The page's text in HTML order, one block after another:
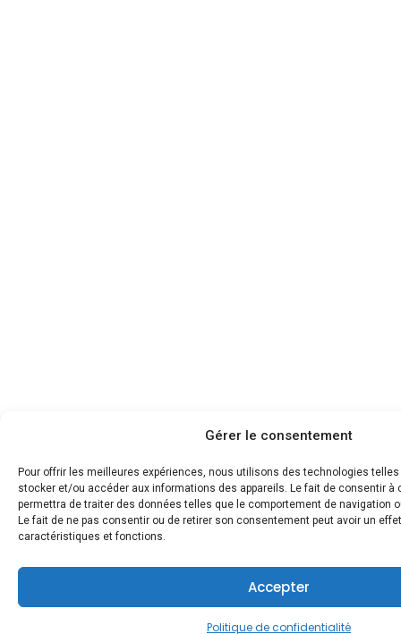
Gérer le consentement
Pour offrir les meilleures expériences, nous utilisons des technologies
stocker et/ou accéder aux informations des appareils. Le fait de consentir à
permettra de traiter des données telles que le comportement de navigation
Le fait de ne pas consentir ou de retirer son consentement peut avoir un
caractéristiques et fonctions.
Accepter
Politique de confidentialité